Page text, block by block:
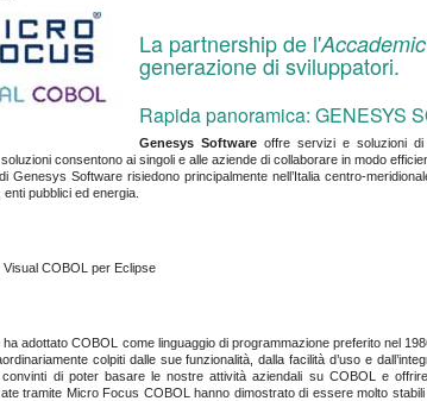
La partnership de l'
generazione di sviluppatori.
Rapida panoramica: GENESYS
Genesys Software offre servizi e soluzioni
consentono ai singoli e alle aziende di collaborare in modo
Genesys Software risiedono principalmente nell’Italia centro-
pubblici ed energia.
COBOL per Eclipse
adottato COBOL come linguaggio di programmazione preferito nel
colpiti dalle sue funzionalità, dalla facilità d’uso e
di poter basare le nostre attività aziendali su COBOL e
tramite Micro Focus COBOL hanno dimostrato di essere molto